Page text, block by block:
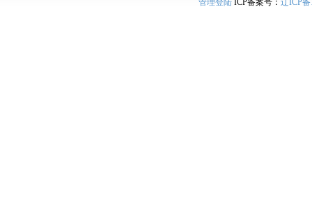
管理登陆ICP备案号： 辽ICP备